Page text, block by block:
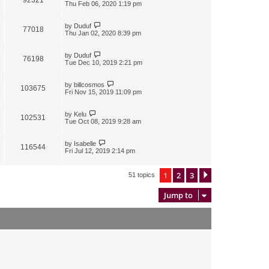
Thu Feb 06, 2020 1:19 pm
77018 by Duduf
Thu Jan 02, 2020 8:39 pm
76198 by Duduf
Tue Dec 10, 2019 2:21 pm
103675 by billcosmos
Fri Nov 15, 2019 11:09 pm
102531 by Kelu
Tue Oct 08, 2019 9:28 am
116544 by Isabelle
Fri Jul 12, 2019 2:14 pm
51 topics 1 2 3
Jump to